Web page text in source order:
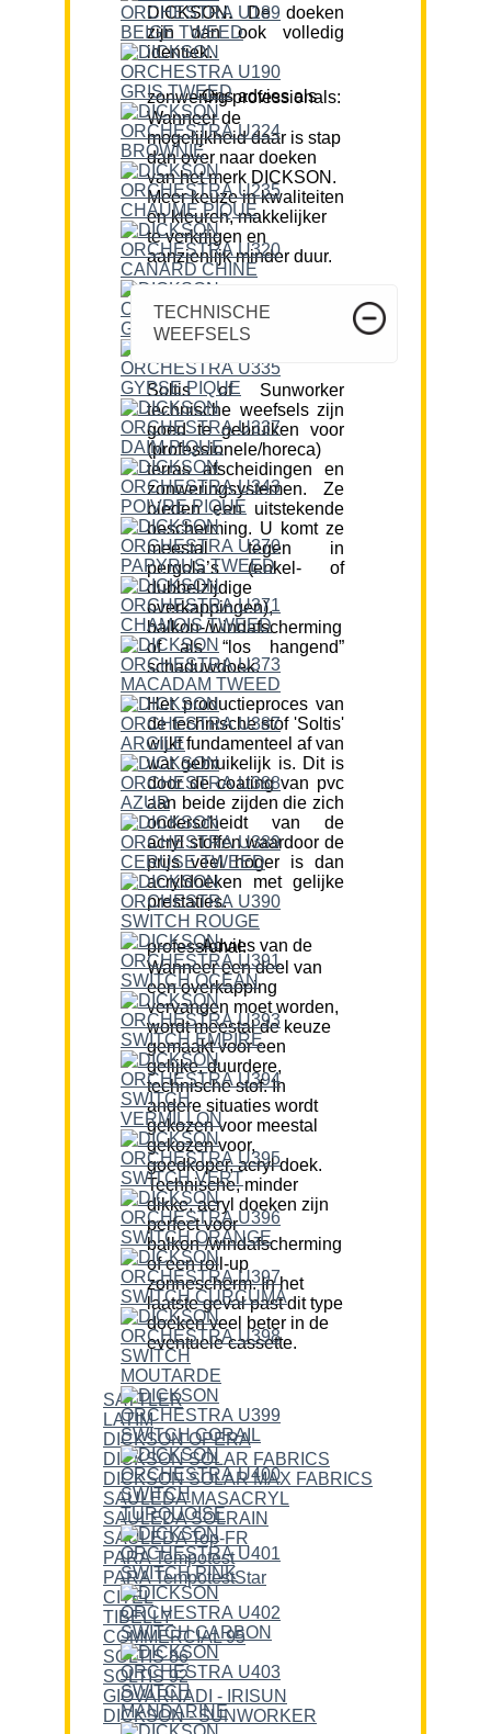
DICKSON. De doeken
zijn dan ook volledig
identiek.
Ons advies als zonwering professionals:
Wanneer de
mogelijkheid daar is stap
dan over naar doeken
van het merk DICKSON.
Meer keuze in kwaliteiten
en kleuren, makkelijker
te verkrijgen en
aanzienlijk minder duur.
TECHNISCHE
WEEFSELS
Soltis of Sunworker
technische weefsels zijn
goed te gebruiken voor
(professionele/horeca)
terras afscheidingen en
zonweringsystemen. Ze
bieden een uitstekende
bescherming. U komt ze
meestal tegen in
pergola’s (enkel- of
dubbelzijdige
overkappingen),
balkon-/windafscherming
of als “los hangend”
schaduwdoek.
Het productieproces van
de technische stof 'Soltis'
wijkt fundamenteel af van
wat gebruikelijk is. Dit is
door de coating van pvc
aan beide zijden die zich
onderscheidt van de
acryl stoffen waardoor de
prijs veel hoger is dan
acryldoeken met gelijke
prestaties.
Advies van de professional:
Wanneer een deel van
een overkapping
vervangen moet worden,
wordt meestal de keuze
gemaakt voor een
gelijke, duurdere,
technische stof. In
andere situaties wordt
gekozen voor meestal
gekozen voor,
goedkoper, acryl doek.
Technische, minder
dikke, acryl doeken zijn
perfect voor
balkon-/windafscherming
of een roll-up
zonnescherm. In het
laatste geval past dit type
doeken veel beter in de
eventuele cassette.
SATTLER
LATIM
DICKSON OPERA
DICKSON SOLAR FABRICS
DICKSON SOLAR MAX FABRICS
SAULEDA MASACRYL
SAULEDA SOLRAIN
SAULEDA Top-FR
PARA Tempotest
PARA TempotestStar
CITEL
TIBELLY
COMMERCIAL 95
SOLTIS 86
SOLTIS 92
GIOVARNADI - IRISUN
DICKSON - SUNWORKER